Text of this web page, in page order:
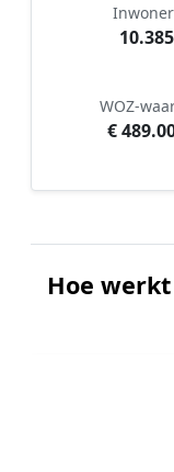
10.385
WOZ-
€
Hoe